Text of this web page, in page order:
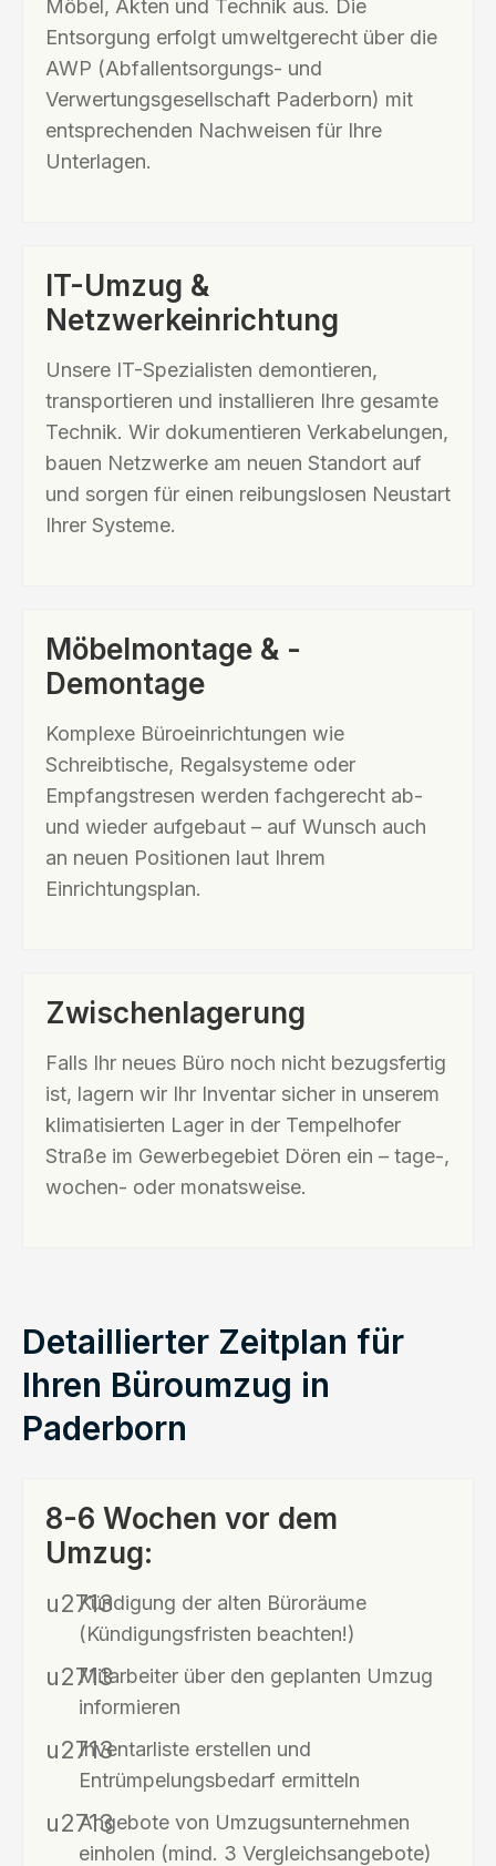
Möbel, Akten und Technik aus. Die
Entsorgung erfolgt umweltgerecht über die
AWP (Abfallentsorgungs- und
Verwertungsgesellschaft Paderborn) mit
entsprechenden Nachweisen für Ihre
Unterlagen.
IT-Umzug &
Netzwerkeinrichtung
Unsere IT-Spezialisten demontieren,
transportieren und installieren Ihre gesamte
Technik. Wir dokumentieren Verkabelungen,
bauen Netzwerke am neuen Standort auf
und sorgen für einen reibungslosen Neustart
Ihrer Systeme.
Möbelmontage & -
Demontage
Komplexe Büroeinrichtungen wie
Schreibtische, Regalsysteme oder
Empfangstresen werden fachgerecht ab-
und wieder aufgebaut – auf Wunsch auch
an neuen Positionen laut Ihrem
Einrichtungsplan.
Zwischenlagerung
Falls Ihr neues Büro noch nicht bezugsfertig
ist, lagern wir Ihr Inventar sicher in unserem
klimatisierten Lager in der Tempelhofer
Straße im Gewerbegebiet Dören ein – tage-,
wochen- oder monatsweise.
Detaillierter Zeitplan für
Ihren Büroumzug in
Paderborn
8-6 Wochen vor dem
Umzug:
Kündigung der alten Büroräume
(Kündigungsfristen beachten!)
Mitarbeiter über den geplanten Umzug
informieren
Inventarliste erstellen und
Entrümpelungsbedarf ermitteln
Angebote von Umzugsunternehmen
einholen (mind. 3 Vergleichsangebote)